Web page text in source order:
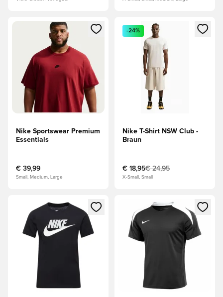
Öffnet ein Fenster zum Anmelden oder Registrieren als
Nike Sportswear Premium
Essentials
€ 39,99
Small, Medium, Large
Öffnet ein Fenster zum
-24%
Nike T-Shirt NSW Club -
Braun
€ 18,95€ 24,95
X-Small, Small
Öffnet ein Fenster zum Anmelden oder Registrieren als
Öffnet ein Fenster zum